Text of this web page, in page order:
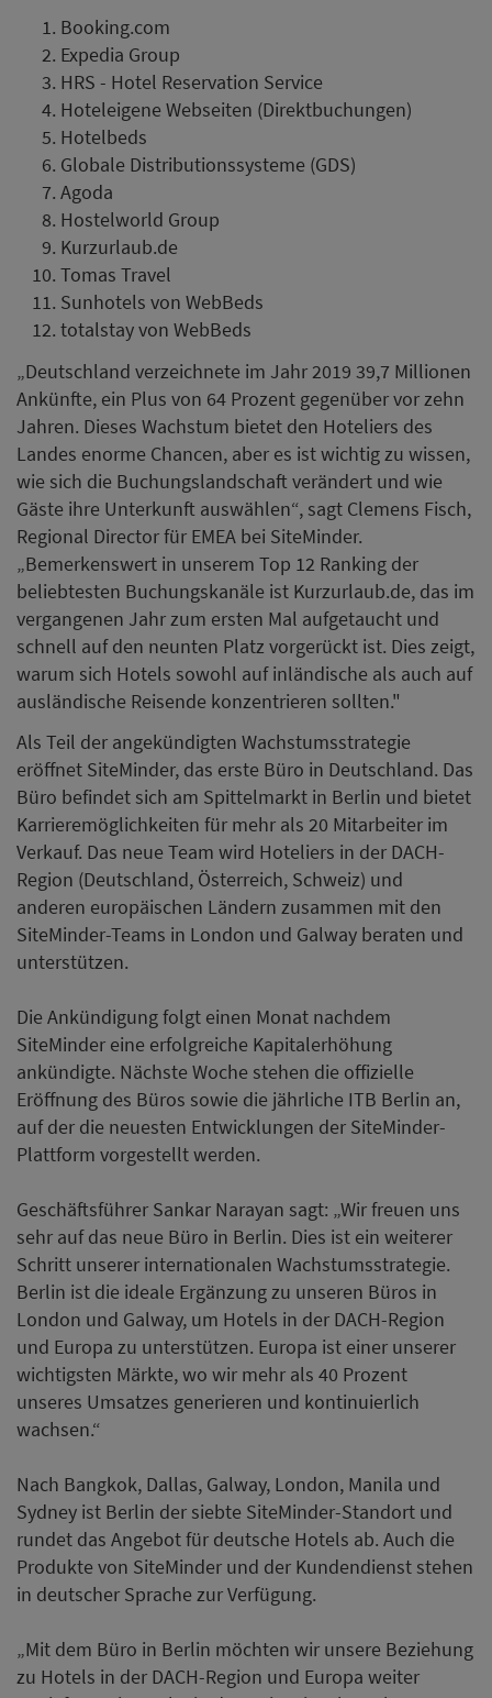
Booking.com
Expedia Group
HRS - Hotel Reservation Service
Hoteleigene Webseiten (Direktbuchungen)
Hotelbeds
Globale Distributionssysteme (GDS)
Agoda
Hostelworld Group
Kurzurlaub.de
Tomas Travel
Sunhotels von WebBeds
totalstay von WebBeds
„Deutschland verzeichnete im Jahr 2019 39,7 Millionen
Ankünfte, ein Plus von 64 Prozent gegenüber vor zehn
Jahren. Dieses Wachstum bietet den Hoteliers des
Landes enorme Chancen, aber es ist wichtig zu wissen,
wie sich die Buchungslandschaft verändert und wie
Gäste ihre Unterkunft auswählen“, sagt Clemens Fisch,
Regional Director für EMEA bei SiteMinder.
„Bemerkenswert in unserem Top 12 Ranking der
beliebtesten Buchungskanäle ist Kurzurlaub.de, das im
vergangenen Jahr zum ersten Mal aufgetaucht und
schnell auf den neunten Platz vorgerückt ist. Dies zeigt,
warum sich Hotels sowohl auf inländische als auch auf
ausländische Reisende konzentrieren sollten."
Als Teil der angekündigten Wachstumsstrategie
eröffnet SiteMinder, das erste Büro in Deutschland. Das
Büro befindet sich am Spittelmarkt in Berlin und bietet
Karrieremöglichkeiten für mehr als 20 Mitarbeiter im
Verkauf. Das neue Team wird Hoteliers in der DACH-
Region (Deutschland, Österreich, Schweiz) und
anderen europäischen Ländern zusammen mit den
SiteMinder-Teams in London und Galway beraten und
unterstützen.
Die Ankündigung folgt einen Monat nachdem
SiteMinder eine erfolgreiche Kapitalerhöhung
ankündigte. Nächste Woche stehen die offizielle
Eröffnung des Büros sowie die jährliche ITB Berlin an,
auf der die neuesten Entwicklungen der SiteMinder-
Plattform vorgestellt werden.
Geschäftsführer Sankar Narayan sagt: „Wir freuen uns
sehr auf das neue Büro in Berlin. Dies ist ein weiterer
Schritt unserer internationalen Wachstumsstrategie.
Berlin ist die ideale Ergänzung zu unseren Büros in
London und Galway, um Hotels in der DACH-Region
und Europa zu unterstützen. Europa ist einer unserer
wichtigsten Märkte, wo wir mehr als 40 Prozent
unseres Umsatzes generieren und kontinuierlich
wachsen.“
Nach Bangkok, Dallas, Galway, London, Manila und
Sydney ist Berlin der siebte SiteMinder-Standort und
rundet das Angebot für deutsche Hotels ab. Auch die
Produkte von SiteMinder und der Kundendienst stehen
in deutscher Sprache zur Verfügung.
„Mit dem Büro in Berlin möchten wir unsere Beziehung
zu Hotels in der DACH-Region und Europa weiter